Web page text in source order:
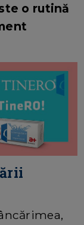
o rutină